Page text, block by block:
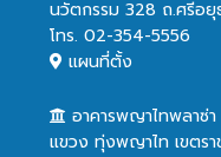
นวัตกรรม 328 ถ.ศรีอยุ
โทร. 02-354-5556
แผนที่ตั้ง
อาคารพญาไทพลาซ่
แขวง ทุ่งพญาไท เขตร